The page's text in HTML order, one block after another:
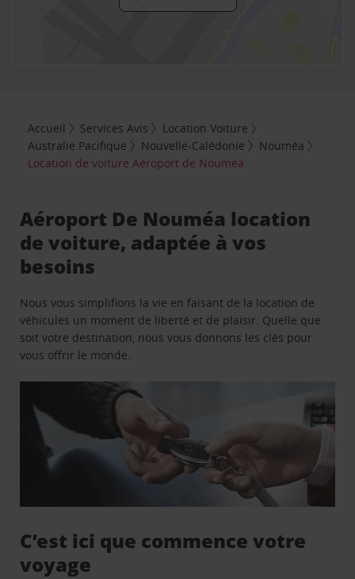
Accueil Services Avis
Location Voiture
Australie Pacifique
Nouvelle-Calédonie
Nouméa
Location de voiture Aéroport de Nouméa
Aéroport De Nouméa location
de voiture, adaptée à vos
besoins
Nous vous simplifions la vie en faisant de la location de
véhicules un moment de liberté et de plaisir. Quelle que
soit votre destination, nous vous donnons les clés pour
vous offrir le monde.
C’est ici que commence votre
voyage